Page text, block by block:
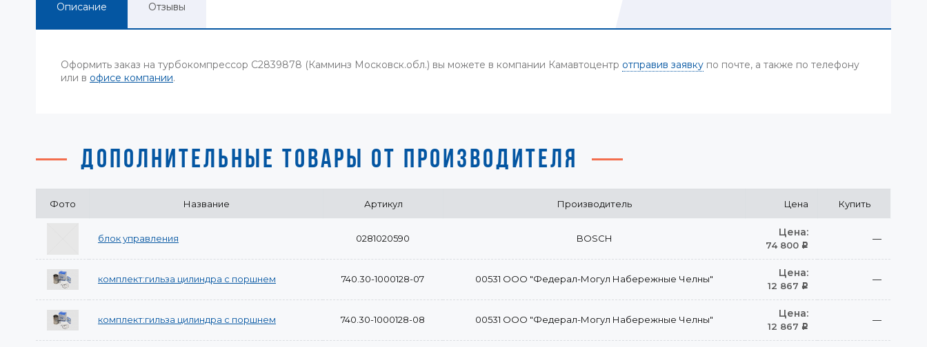
Описание Отзывы
Оформить заказ на турбокомпрессор C2839878 (Камминз Московск.обл.) вы можете в компании Камавтоцентр отправив заявку по почте, а также по телефону
или в офисе компании.
ДОПОЛНИТЕЛЬНЫЕ ТОВАРЫ ОТ ПРОИЗВОДИТЕЛЯ
Фото Название Артикул Производитель Цена Купить
блок управления 0281020590 BOSCH Цена:
74 800 Р
—
комплект:гильза цилиндра с поршнем 740.30-1000128-07 00531 ООО "Федерал-Могул Набережные Челны" Цена:
12 867 Р
—
комплект:гильза цилиндра с поршнем 740.30-1000128-08 00531 ООО "Федерал-Могул Набережные Челны" Цена:
12 867 Р
—